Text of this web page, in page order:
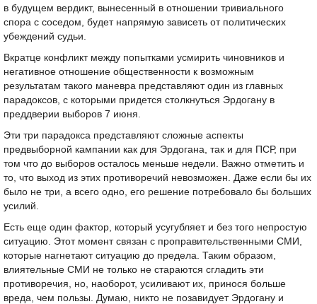
в будущем вердикт, вынесенный в отношении тривиального
спора с соседом, будет напрямую зависеть от политических
убеждений судьи.
Вкратце конфликт между попытками усмирить чиновников и
негативное отношение общественности к возможным
результатам такого маневра представляют один из главных
парадоксов, с которыми придется столкнуться Эрдогану в
преддверии выборов 7 июня.
Эти три парадокса представляют сложные аспекты
предвыборной кампании как для Эрдогана, так и для ПСР, при
том что до выборов осталось меньше недели. Важно отметить и
то, что выход из этих противоречий невозможен. Даже если бы их
было не три, а всего одно, его решение потребовало бы больших
усилий.
Есть еще один фактор, который усугубляет и без того непростую
ситуацию. Этот момент связан с проправительственными СМИ,
которые нагнетают ситуацию до предела. Таким образом,
влиятельные СМИ не только не стараются сгладить эти
противоречия, но, наоборот, усиливают их, принося больше
вреда, чем пользы. Думаю, никто не позавидует Эрдогану и